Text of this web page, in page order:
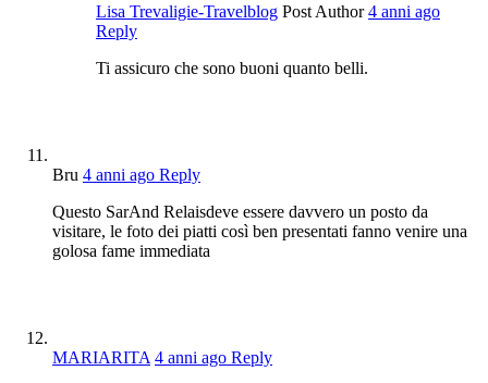
Lisa Trevaligie-Travelblog Post Author 4 anni ago
Reply
Ti assicuro che sono buoni quanto belli.
Bru 4 anni ago Reply
Questo SarAnd Relaisdeve essere davvero un posto da
visitare, le foto dei piatti così ben presentati fanno venire una
golosa fame immediata
MARIARITA 4 anni ago Reply